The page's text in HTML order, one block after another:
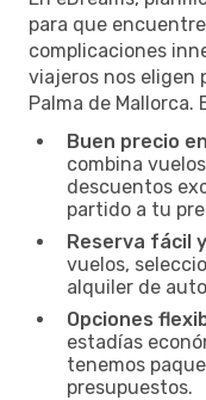
para que
complicaciones
viajeros nos eligen
Palma de Mallorca.
Buen precio
combina
descuentos
partido a tu
Reserva fácil
vuelos,
alquiler de
Opciones
estadías
tenemos
presupuestos.